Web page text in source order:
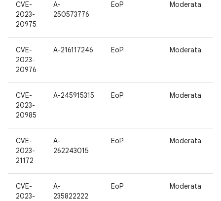
CVE-
2023-
20975
A-
250573776
EoP Moderata
CVE-
2023-
20976
A-216117246 EoP Moderata
CVE-
2023-
20985
A-245915315 EoP Moderata
CVE-
2023-
21172
A-
262243015
EoP Moderata
CVE-
2023-
A-
235822222
EoP Moderata